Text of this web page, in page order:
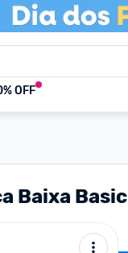
OFF
Baixa Basic